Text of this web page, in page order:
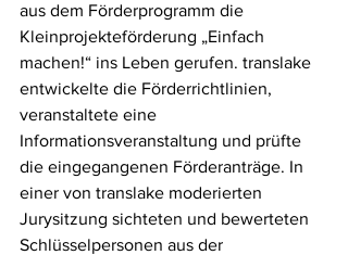
aus dem Förderprogramm die
Kleinprojekteförderung „Einfach
machen!“ ins Leben gerufen. translake
entwickelte die Förderrichtlinien,
veranstaltete eine
Informationsveranstaltung und prüfte
die eingegangenen Förderanträge. In
einer von translake moderierten
Jurysitzung sichteten und bewerteten
Schlüsselpersonen aus der